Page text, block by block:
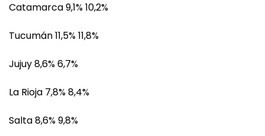
Catamarca 9,1% 10,2%
Tucumán 11,5% 11,8%
Jujuy 8,6% 6,7%
La Rioja 7,8% 8,4%
Salta 8,6% 9,8%